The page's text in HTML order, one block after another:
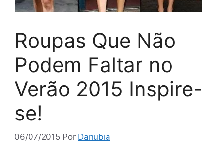
Roupas Que Não
Podem Faltar no
Verão 2015 Inspire-
se!
06/07/2015 Por Danubia